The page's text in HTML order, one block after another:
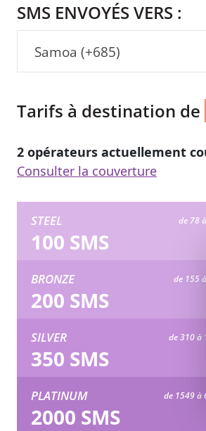
SMS ENVOYÉS VERS :
Samoa (+685)
Tarifs à destination de
2 opérateurs actuellement
Consulter la couverture
STEEL de 78
100 SMS
BRONZE de 155 à
200 SMS
SILVER de 310 à
350 SMS
PLATINUM de 1549 à
2000 SMS